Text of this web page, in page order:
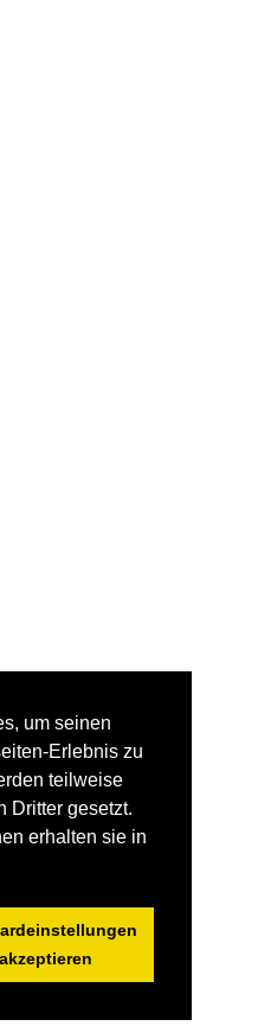
um seinen
Erlebnis zu
teilweise
Dritter gesetzt.
erhalten sie in
akzeptieren